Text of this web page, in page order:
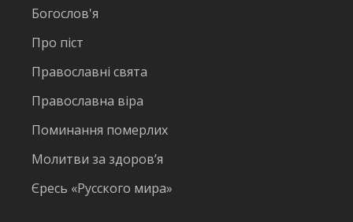
Богослов'я
Про піст
Православні свята
Православна віра
Поминання померлих
Молитви за здоров’я
Єресь «Русского мира»